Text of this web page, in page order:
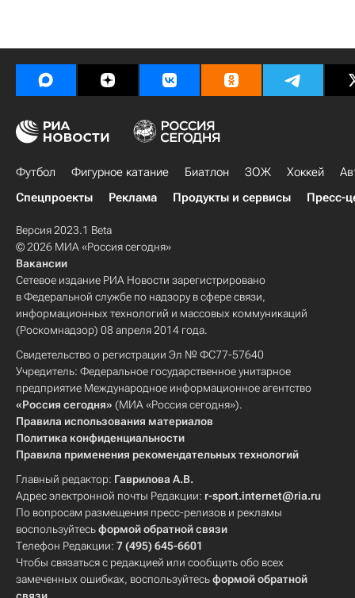
Футбол Фигурное катание Биатлон ЗОЖ Хоккей
Спецпроекты
Реклама Продукты и сервисы Пресс-
Версия 2023.1 Beta
© 2026 МИА «Россия сегодня»
Вакансии
Сетевое издание РИА Новости зарегистрировано
в Федеральной службе по надзору в сфере связи,
информационных технологий и массовых коммуникаций
(Роскомнадзор) 08 апреля 2014 года.
Свидетельство о регистрации Эл № ФС77-57640
Учредитель: Федеральное государственное унитарное
предприятие Международное информационное агентство
«Россия сегодня» (МИА «Россия сегодня»).
Правила использования материалов
Политика конфиденциальности
Правила применения рекомендательных технологий
Главный редактор: Гаврилова А.В.
Адрес электронной почты Редакции: r-sport.internet@ria.ru
По вопросам размещения пресс-релизов и рекламы
воспользуйтесьформой обратной связи
Телефон Редакции: 7 (495) 645-6601
Чтобы связаться с редакцией или сообщить обо всех
замеченных ошибках, воспользуйтесьформой обратной